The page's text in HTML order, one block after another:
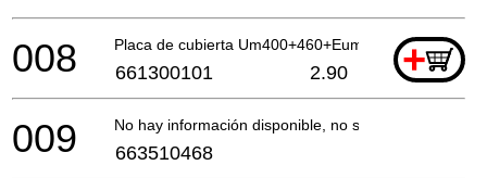
Placa de cubierta Um400+460+Eum400 *+
008 661300101 2.90
No hay información disponible, no se puede pedir
009 663510468